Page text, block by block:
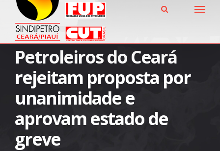
Petroleiros do Ceará
rejeitam proposta por
unanimidade e
aprovam estado de
greve